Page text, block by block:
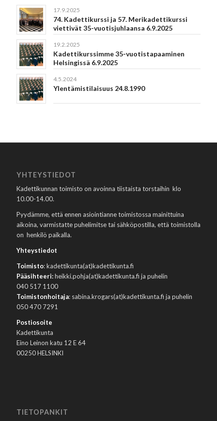
17.9.2025
74. Kadettikurssi ja 57. Merikadettikurssi
viettivät 35-vuotisjuhlaansa 6.9.2025
19.2.2025
Kadettikurssimme 35-vuotistapaaminen
Helsingissä 6.9.2025
4.5.2024
Ylentämistilaisuus 24.8.1990
YHTEYSTIEDOT
Kadettikunnan toimisto on avoinna tiistaista torstaihin klo
10.00-14.00.
Pyydämme, että ennen asiointianne toimistossa mainittuina
aikoina, varmistatte puhelimitse tai sähköpostilla, että toimistolla
on henkilö paikalla.
Yhteystiedot
Toimisto: kadettikunta(at)kadettikunta.fi
Pääsihteeri:heikki.pohja(at)kadettikunta.fi ja puhelin
040 517 1100
Toimistonhoitaja: sabina.krogars(at)kadettikunta.fi ja puhelin
050 470 7291
Postiosoite
Kadettikunta
Eino Leinon katu 12 E 64
00250 HELSINKI
TIETOPANKIT